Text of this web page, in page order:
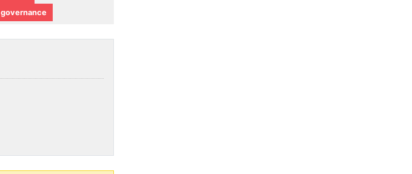
governance